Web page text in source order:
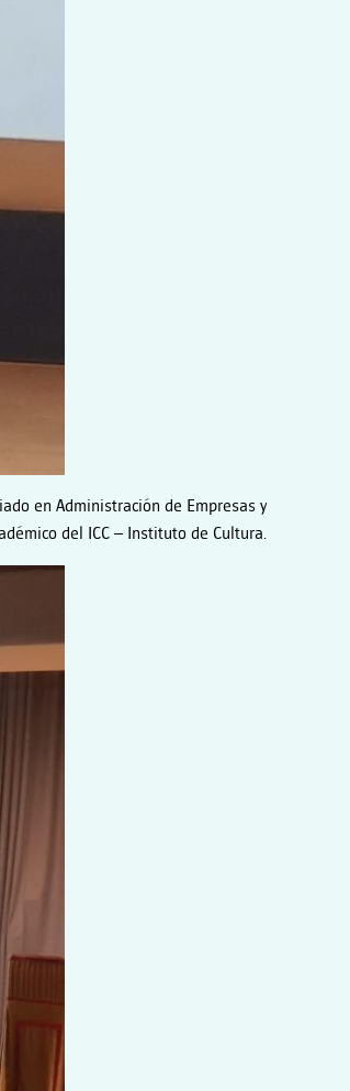
en Administración de Empresas y
del ICC – Instituto de Cultura.